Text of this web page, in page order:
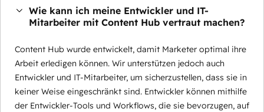
Wie kann ich meine Entwickler und IT-
Mitarbeiter mit Content Hub vertraut machen?
Content Hub wurde entwickelt, damit Marketer optimal ihre
Arbeit erledigen können. Wir unterstützen jedoch auch
Entwickler und IT-Mitarbeiter, um sicherzustellen, dass sie in
keiner Weise eingeschränkt sind. Entwickler können mithilfe
der Entwickler-Tools und Workflows, die sie bevorzugen, auf